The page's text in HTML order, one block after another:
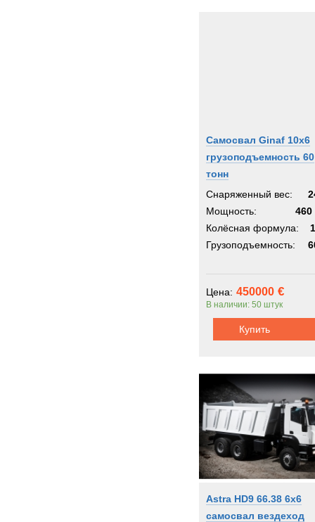
Самосвал Ginaf 10x6
грузоподъемность 60
тонн
Снаряженный вес:
Мощность:
460
Колёсная формула:
Грузоподъемность:
Цена: 450000
В наличии: 50 штук
Купить
Astra HD9 66.38 6x6
самосвал вездеход